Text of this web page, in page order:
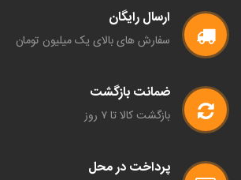
ارسال رایگان
سفارش های بالای یک میلیون تومان
ضمانت بازگشت
بازگشت کالا تا ۷ روز
پرداخت در محل